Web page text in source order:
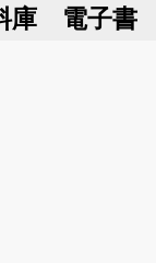
庫 電子書